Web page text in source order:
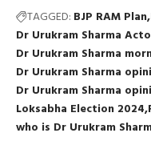
TAGGED: BJP RAM Plan
Dr Urukram Sharma
Dr Urukram Sharma
Dr Urukram Sharma
Dr Urukram Sharma
Loksabha Election 2024
who is Dr Urukram